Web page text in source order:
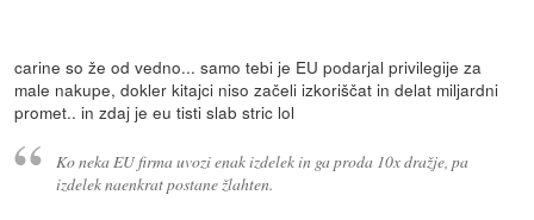
carine so že od vedno... samo tebi je EU podarjal privilegije za
male nakupe, dokler kitajci niso začeli izkoriščat in delat miljardni
promet.. in zdaj je eu tisti slab stric lol
Ko neka EU firma uvozi enak izdelek in ga proda 10x dražje, pa
izdelek naenkrat postane žlahten.